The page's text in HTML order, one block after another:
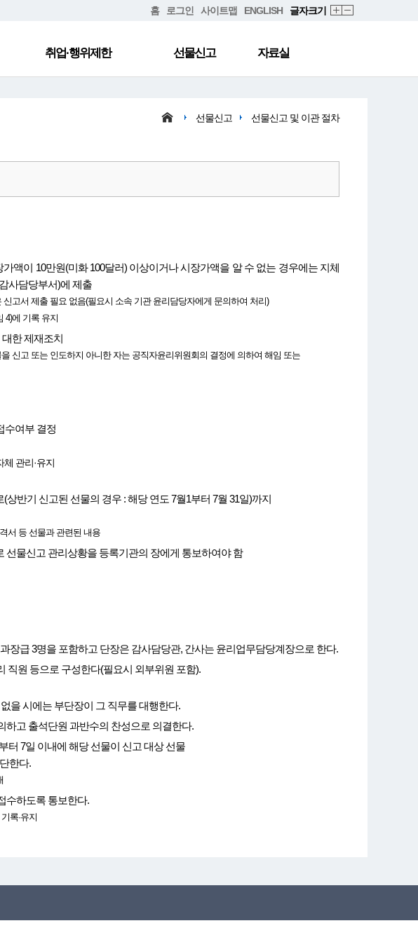
홈 로그인 사이트맵 ENGLISH 글자크기
취업·행위제한 선물신고 자료실
선물신고 선물신고 및 이관 절차
액이 10만원(미화 100달러) 이상이거나 시장가액을 알 수 없는 경우에는 지체
사담당부서)에 제출
고서 제출 필요 없음(필요시 소속 기관 윤리담당자에게 문의하여 처리)
4)에 기록 유지
한 제재조치
신고 또는 인도하지 아니한 자는 공직자윤리위원회의 결정에 의하여 해임 또는
수여부 결정
관리·유지
반기 신고된 선물의 경우 : 해당 연도 7월1부터 7월 31일)까지
서 등 선물과 관련된 내용
물신고 관리상황을 등록기관의 장에게 통보하여야 함
장급 3명을 포함하고 단장은 감사담당관, 간사는 윤리업무담당계장으로 한다.
직원 등으로 구성한다(필요시 외부위원 포함).
을 시에는 부단장이 그 직무를 대행한다.
하고 출석단원 과반수의 찬성으로 의결한다.
터 7일 이내에 해당 선물이 신고 대상 선물
한다.
수하도록 통보한다.
록·유지